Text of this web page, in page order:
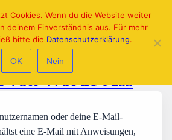
WordPress
oder deine E-Mail-
eine E-Mail mit Anweisungen,
Cookies. Wenn du die Website weiter
deinem Einverständnis aus. Für mehr
bitte die Datenschutzerklärung.
OK Nein